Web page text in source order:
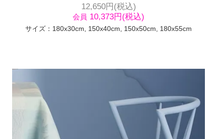
12,650円(税込)
会員 10,373円(税込)
サイズ：180x30cm, 150x40cm, 150x50cm, 180x55cm